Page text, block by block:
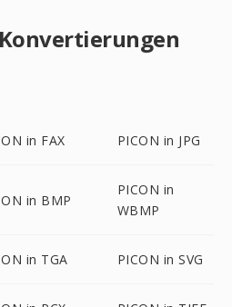
in FAX PICON in JPG
in BMP
PICON in
WBMP
in TGA PICON in SVG